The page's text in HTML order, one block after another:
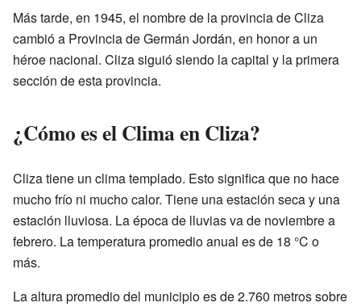
Más tarde, en 1945, el nombre de la provincia de Cliza
cambió a Provincia de Germán Jordán, en honor a un
héroe nacional. Cliza siguió siendo la capital y la primera
sección de esta provincia.
¿Cómo es el Clima en Cliza?
Cliza tiene un clima templado. Esto significa que no hace
mucho frío ni mucho calor. Tiene una estación seca y una
estación lluviosa. La época de lluvias va de noviembre a
febrero. La temperatura promedio anual es de 18 °C o
más.
La altura promedio del municipio es de 2.760 metros sobre